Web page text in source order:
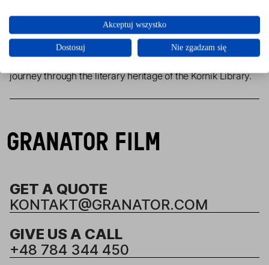
by Piotr Hamerski. Through a carefully selected ensemble
of actors, direction and expert commentary, the second
episode of the series "Castle Full of Poetry" promises to be
not only a rich source of information, but also a fascinating
journey through the literary heritage of the Kornik Library.
GRANATOR FILM
GET A QUOTE
KONTAKT@GRANATOR.COM
GIVE US A CALL
+48 784 344 450
Akceptuj wszystko
Dostosuj Nie zgadzam się